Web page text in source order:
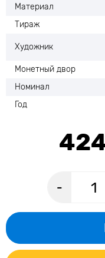
Материал
Тираж
Художник
Монетный двор
Номинал
Год
-